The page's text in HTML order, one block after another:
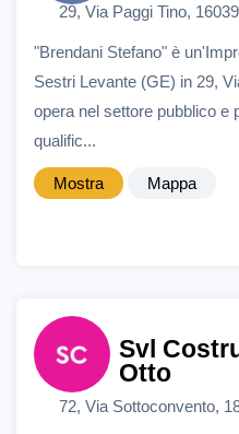
29, Via Paggi Tino,
"Brendani Stefano" è
Sestri Levante (GE) in 29,
opera nel settore pubblico e
qualific...
Mostra Mappa
Svl
Otto
72, Via Sottoconvento,